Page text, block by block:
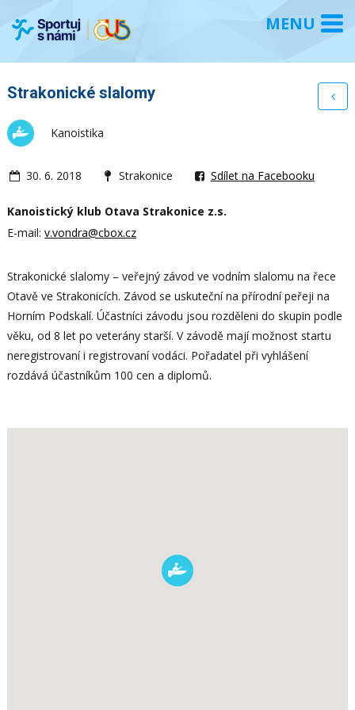
Strakonické slalomy
Kanoistika
30. 6. 2018 Strakonice Sdílet na Facebooku
Kanoistický klub Otava Strakonice z.s.
E-mail: v.vondra@cbox.cz
Strakonické slalomy – veřejný závod ve vodním slalomu na řece
Otavě ve Strakonicích. Závod se uskuteční na přírodní peřeji na
Horním Podskalí. Účastníci závodu jsou rozděleni do skupin podle
věku, od 8 let po veterány starší. V závodě mají možnost startu
neregistrovaní i registrovaní vodáci. Pořadatel při vyhlášení
rozdává účastníkům 100 cen a diplomů.